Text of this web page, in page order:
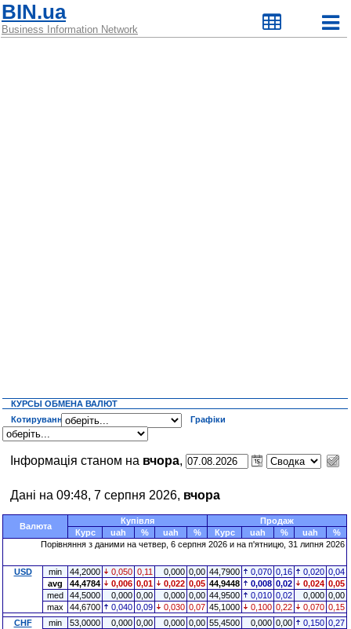
BIN.ua
Business Information Network
КУРСЫ ОБМЕНА ВАЛЮТ
Котирування
Графіки
Інформація станом на вчора,
Дані на 09:48, 7 серпня 2026, вчора
Валюта
Купівля
Продаж
Курс
uah % uah % Курс uah % uah
%
Порівняння з даними на четвер, 6 серпня 2026 и на п'ятницю, 31 липня 2026
USD min 44,2000 0,050 0,11 0,000 0,00 44,7900 0,070 0,16 0,020 0,04
avg
44,4784 0,006 0,01 0,022 0,05 44,9448 0,008 0,02 0,024 0,05
med
44,5000 0,000 0,00 0,000 0,00 44,9500 0,010 0,02 0,000 0,00
max
44,6700 0,040 0,09 0,030 0,07 45,1000 0,100 0,22 0,070 0,15
CHF
min 53,0000 0,000 0,00 0,000 0,00 55,4500 0,000 0,00 0,150 0,27